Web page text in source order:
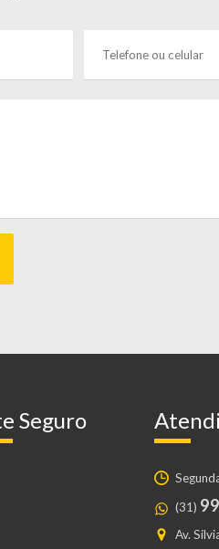
Seguro
(31)
Av.